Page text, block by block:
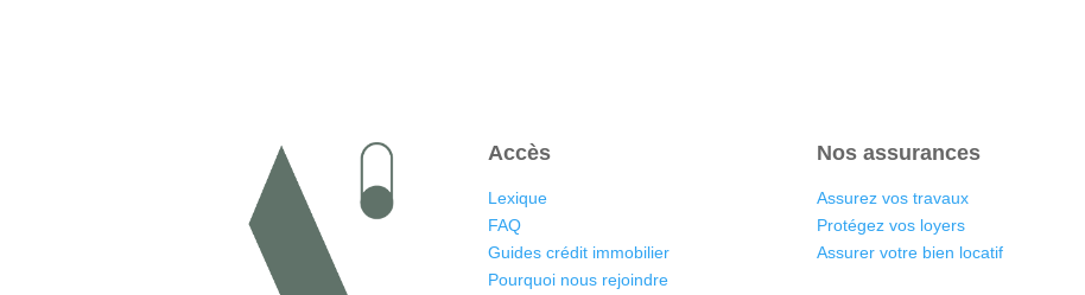
Accès
Lexique
FAQ
Guides crédit immobilier
Pourquoi nous rejoindre
Nos assurances
Assurez vos travaux
Protégez vos loyers
Assurer votre bien locatif